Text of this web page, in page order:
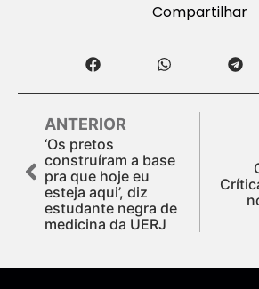
Compartilhar
ANTERIOR
‘Os pretos
construíram a base
pra que hoje eu
esteja aqui’, diz
estudante negra de
medicina da UERJ